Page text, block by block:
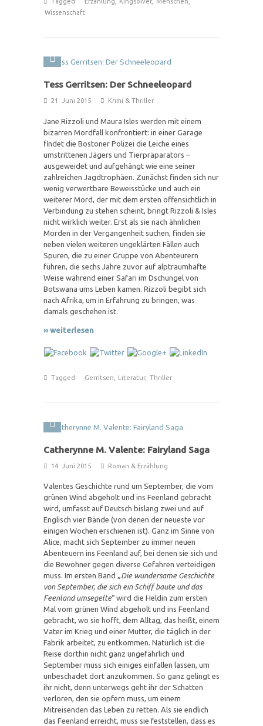
Wissenschaft
Tess Gerritsen: Der Schneeleopard
21. Juni 2015 Krimi & Thriller
Jane Rizzoli und Maura Isles werden mit einem
bizarren Mordfall konfrontiert: in einer Garage
findet die Bostoner Polizei die Leiche eines
umstrittenen Jägers und Tierpräparators –
ausgeweidet und aufgehängt wie eine seiner
zahlreichen Jagdtrophäen. Zunächst finden sich nur
wenig verwertbare Beweisstücke und auch ein
weiterer Mord, der mit dem ersten offensichtlich in
Verbindung zu stehen scheint, bringt Rizzoli & Isles
nicht wirklich weiter. Erst als sie nach ähnlichen
Morden in der Vergangenheit suchen, finden sie
neben vielen weiteren ungeklärten Fällen auch
Spuren, die zu einer Gruppe von Abenteurern
führen, die sechs Jahre zuvor auf alptraumhafte
Weise während einer Safari im Dschungel von
Botswana ums Leben kamen. Rizzoli begibt sich
nach Afrika, um in Erfahrung zu bringen, was
damals geschehen ist.
›› weiterlesen
Tagged: Gerritsen Literatur, Thriller
Catherynne M. Valente: Fairyland Saga
14. Juni 2015 Roman & Erzählung
Valentes Geschichte rund um September, die vom
grünen Wind abgeholt und ins Feenland gebracht
wird, umfasst auf Deutsch bislang zwei und auf
Englisch vier Bände (von denen der neueste vor
einigen Wochen erschienen ist). Ganz im Sinne von
Alice, macht sich September zu immer neuen
Abenteuern ins Feenland auf, bei denen sie sich und
die Bewohner gegen diverse Gefahren verteidigen
muss. Im ersten Band „Die wundersame Geschichte
von September, die sich ein Schiff baute und das
Feenland umsegelte“ wird die Heldin zum ersten
Mal vom grünen Wind abgeholt und ins Feenland
gebracht, wo sie hofft, dem Alltag, das heißt, einem
Vater im Krieg und einer Mutter, die täglich in der
Fabrik arbeitet, zu entkommen. Natürlich ist die
Reise dorthin nicht ganz ungefährlich und
September muss sich einiges einfallen lassen, um
unbeschadet dort anzukommen. So ganz gelingt es
ihr nicht, denn unterwegs geht ihr der Schatten
verloren, den sie opfern muss, um einem
Mitreisenden das Leben zu retten. Als sie endlich
das Feenland erreicht, muss sie feststellen, dass es